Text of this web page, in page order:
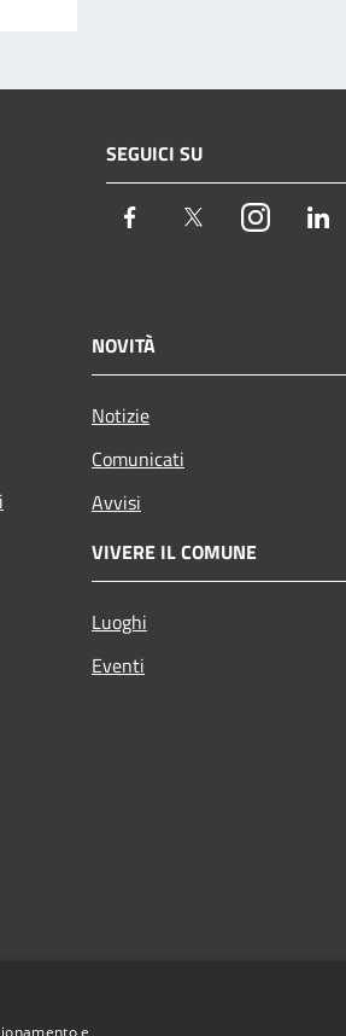
SEGUICI SU
Facebook TwitterInstagram
NOVITÀ
Notizie
Comunicati
Avvisi
VIVERE IL COMUNE
Luoghi
Eventi
e